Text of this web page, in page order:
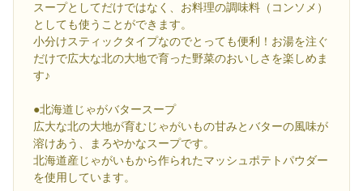
スープとしてだけではなく、お料理の調味料（コンソメ）
としても使うことができます。
小分けスティックタイプなのでとっても便利！お湯を注ぐ
だけで広大な北の大地で育った野菜のおいしさを楽しめま
す♪
●北海道じゃがバタースープ
広大な北の大地が育むじゃがいもの甘みとバターの風味が
溶けあう、まろやかなスープです。
北海道産じゃがいもから作られたマッシュポテトパウダー
を使用しています。